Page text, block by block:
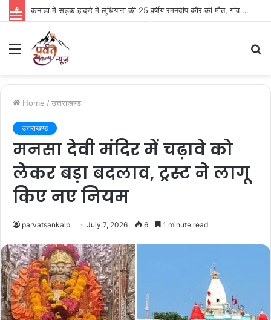
कनाडा में सड़क हादसे में लुधियाना की 25 वर्षीय रमनदीप कौर की मौत, गांव में पसरा मातम
Menu
Home / उत्तराखण्ड
उत्तराखण्ड
मनसा देवी मंदिर में चढ़ावे को
लेकर बड़ा बदलाव, ट्रस्ट ने लागू
किए नए नियम
parvatsankalp July 7, 2026 6 1 minute read
Parvat Sankalp News